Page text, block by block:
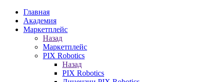
Главная
Академия
Маркетплейс
Назад
Маркетплейс
PIX Robotics
Назад
PIX Robotics